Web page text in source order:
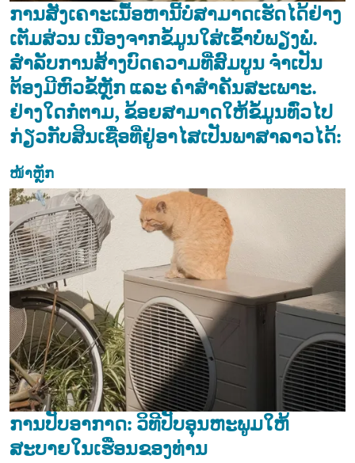
ການສັງເຄາະເນື້ອຫານີ້ບໍ່ສາມາດເຮັດໄດ້ຢ່າງ
ເຕັມສ່ວນ ເນື່ອງຈາກຂໍ້ມູນໃສ່ເຂົ້າບໍ່ພຽງພໍ.
ສຳລັບການສ້າງບົດຄວາມທີ່ສົມບູນ ຈຳເປັນ
ຕ້ອງມີຫົວຂໍ້ຫຼັກ ແລະ ຄຳສຳຄັນສະເພາະ.
ຢ່າງໃດກໍຕາມ, ຂ້ອຍສາມາດໃຫ້ຂໍ້ມູນທົ່ວໄປ
ກ່ຽວກັບສິນເຊື່ອທີ່ຢູ່ອາໄສເປັນພາສາລາວໄດ້:
ໜ້າຫຼັກ
ການປັບອາກາດ: ວິທີປັບອຸນຫະພູມໃຫ້
ສະບາຍໃນເຮືອນຂອງທ່ານ